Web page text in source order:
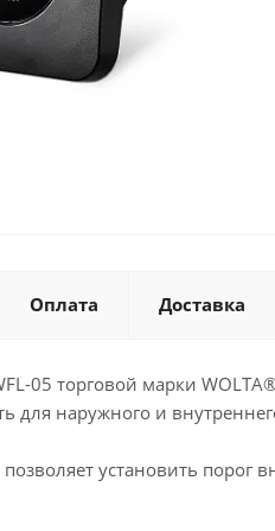
Оплата Доставка
05 торговой марки
для наружного и
установить порог